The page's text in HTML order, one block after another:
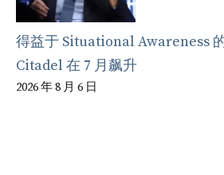
得益于 Situational Awareness
Citadel 在 7 月飙升
2026 年 8 月 6 日